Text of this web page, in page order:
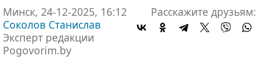
Минск, 24-12-2025, 16:12
Соколов Станислав
Эксперт редакции
Pogovorim.by
Расскажите друзьям: